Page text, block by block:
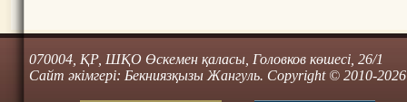
070004, ҚР, ШҚО Өскемен қаласы, Головков көшесі, 26/1
Сайт әкімгері: Бекниязқызы Жангуль. Copyright © 2010-2026